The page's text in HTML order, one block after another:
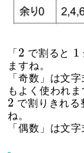
「 2
2 で割ると 1
1
ますね。
「奇数」は文
もよく使われま
2
2 で割りきれる
ね。
「偶数」は文字